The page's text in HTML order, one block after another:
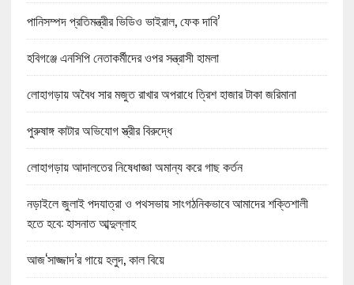
পানিসম্পদ প্রতিমন্ত্রীর ভিডিও ভাইরাল, ফেক দাবি’
হবিগঞ্জে এনসিপি নেতাকর্মীদের ওপর সন্ত্রাসী হামলা
লোহাগড়ায় অবৈধ সার মজুত রাখার অপরাধে ত্রিশ হাজার টাকা জরিমানা
পুরুষাঙ্গ কাটার অভিযোগ স্ত্রীর বিরুদ্ধে
লোহাগড়ায় আদালতের নিষেধাজ্ঞা অমান্য করে গাছ কর্তন
নড়াইলে জুলাই পদযাত্রা ও পথসভায় সাংগঠনিকভাবে আমাদের শক্তিশালী
হতে হবে: হাসনাত আব্দুল্লাহ
আজ‘সাজ্জাদ’র গায়ে হলুদ, কাল বিয়ে